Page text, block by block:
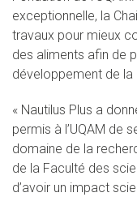
exceptionnelle, la
travaux pour mieux
des aliments afin de
développement de la
« Nautilus Plus a
permis à l’UQAM de
domaine de la
de la Faculté des
d’avoir un impact